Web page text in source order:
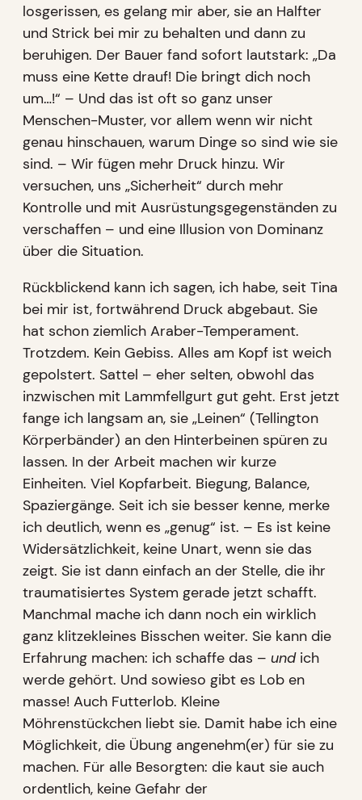
losgerissen, es gelang mir aber, sie an Halfter
und Strick bei mir zu behalten und dann zu
beruhigen. Der Bauer fand sofort lautstark: „Da
muss eine Kette drauf! Die bringt dich noch
um…!“ – Und das ist oft so ganz unser
Menschen-Muster, vor allem wenn wir nicht
genau hinschauen, warum Dinge so sind wie sie
sind. – Wir fügen mehr Druck hinzu. Wir
versuchen, uns „Sicherheit“ durch mehr
Kontrolle und mit Ausrüstungsgegenständen zu
verschaffen – und eine Illusion von Dominanz
über die Situation.
Rückblickend kann ich sagen, ich habe, seit Tina
bei mir ist, fortwährend Druck abgebaut. Sie
hat schon ziemlich Araber-Temperament.
Trotzdem. Kein Gebiss. Alles am Kopf ist weich
gepolstert. Sattel – eher selten, obwohl das
inzwischen mit Lammfellgurt gut geht. Erst jetzt
fange ich langsam an, sie „Leinen“ (Tellington
Körperbänder) an den Hinterbeinen spüren zu
lassen. In der Arbeit machen wir kurze
Einheiten. Viel Kopfarbeit. Biegung, Balance,
Spaziergänge. Seit ich sie besser kenne, merke
ich deutlich, wenn es „genug“ ist. – Es ist keine
Widersätzlichkeit, keine Unart, wenn sie das
zeigt. Sie ist dann einfach an der Stelle, die ihr
traumatisiertes System gerade jetzt schafft.
Manchmal mache ich dann noch ein wirklich
ganz klitzekleines Bisschen weiter. Sie kann die
Erfahrung machen: ich schaffe das – undich
werde gehört. Und sowieso gibt es Lob en
masse! Auch Futterlob. Kleine
Möhrenstückchen liebt sie. Damit habe ich eine
Möglichkeit, die Übung angenehm(er) für sie zu
machen. Für alle Besorgten: die kaut sie auch
ordentlich, keine Gefahr der